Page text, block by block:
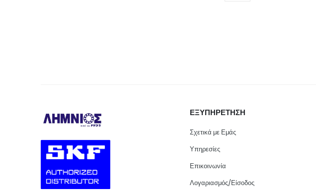
ΕΞΥΠΗΡΕΤΗΣΗ
Σχετικά με Εμάς
Υπηρεσίες
Επικοινωνία
Λογαριασμός/Είσοδος